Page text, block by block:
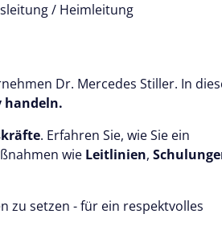
/ Heimleitung
Dr. Mercedes Stiller. In
handeln.
. Erfahren Sie, wie Sie ein
wie Leitlinien,
zu setzen - für ein respektvolles